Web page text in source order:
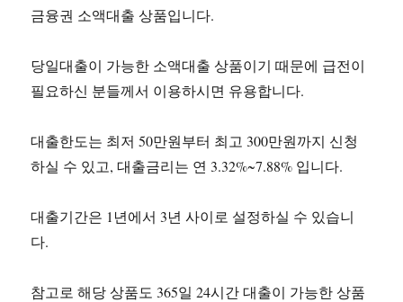
금융권 소액대출 상품입니다.
당일대출이 가능한 소액대출 상품이기 때문에 급전이
필요하신 분들께서 이용하시면 유용합니다.
대출한도는 최저 50만원부터 최고 300만원까지 신청
하실 수 있고, 대출금리는 연 3.32%~7.88% 입니다.
대출기간은 1년에서 3년 사이로 설정하실 수 있습니
다.
참고로 해당 상품도 365일 24시간 대출이 가능한 상품